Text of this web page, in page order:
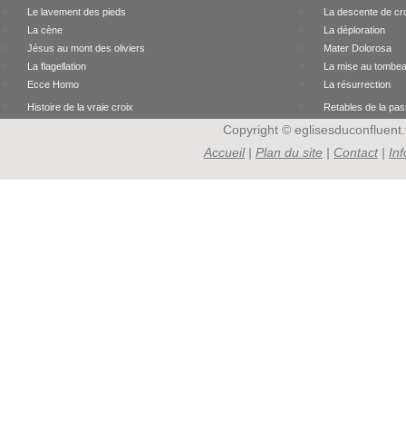
Le lavement des pieds
La cène
Jésus au mont des oliviers
La flagellation
Ecce Homo
La descente de
La déploration
Mater Dolorosa
La mise au
La résurrection
Histoire de la vraie croix Retables de la
Copyright ©
Accueil| Plan du site | Contact|